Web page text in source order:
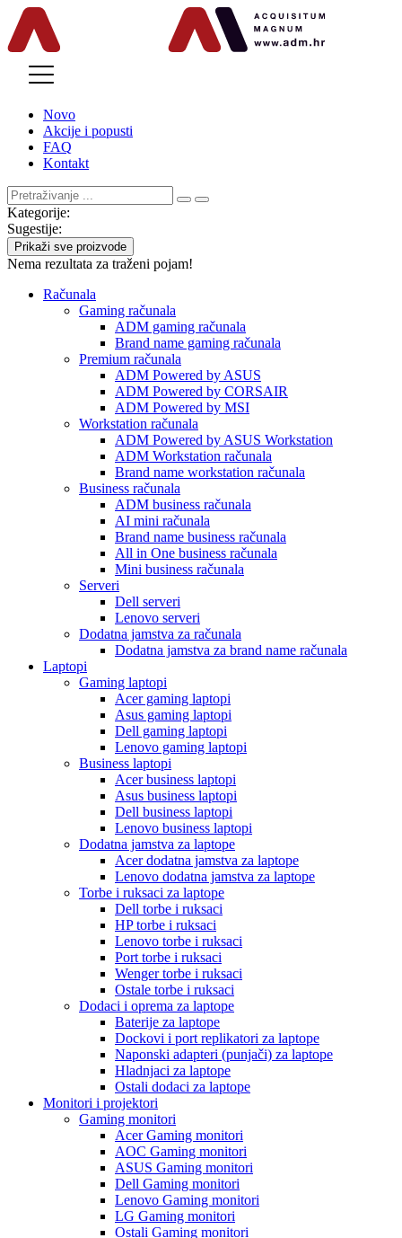
Novo
Akcije i popusti
FAQ
Kontakt
Kategorije:
Sugestije:
Prikaži sve proizvode
Nema rezultata za traženi pojam!
Računala
Gaming računala
ADM gaming računala
Brand name gaming računala
Premium računala
ADM Powered by ASUS
ADM Powered by CORSAIR
ADM Powered by MSI
Workstation računala
ADM Powered by ASUS Workstation
ADM Workstation računala
Brand name workstation računala
Business računala
ADM business računala
AI mini računala
Brand name business računala
All in One business računala
Mini business računala
Serveri
Dell serveri
Lenovo serveri
Dodatna jamstva za računala
Dodatna jamstva za brand name računala
Laptopi
Gaming laptopi
Acer gaming laptopi
Asus gaming laptopi
Dell gaming laptopi
Lenovo gaming laptopi
Business laptopi
Acer business laptopi
Asus business laptopi
Dell business laptopi
Lenovo business laptopi
Dodatna jamstva za laptope
Acer dodatna jamstva za laptope
Lenovo dodatna jamstva za laptope
Torbe i ruksaci za laptope
Dell torbe i ruksaci
HP torbe i ruksaci
Lenovo torbe i ruksaci
Port torbe i ruksaci
Wenger torbe i ruksaci
Ostale torbe i ruksaci
Dodaci i oprema za laptope
Baterije za laptope
Dockovi i port replikatori za laptope
Naponski adapteri (punjači) za laptope
Hladnjaci za laptope
Ostali dodaci za laptope
Monitori i projektori
Gaming monitori
Acer Gaming monitori
AOC Gaming monitori
ASUS Gaming monitori
Dell Gaming monitori
Lenovo Gaming monitori
LG Gaming monitori
Ostali Gaming monitori